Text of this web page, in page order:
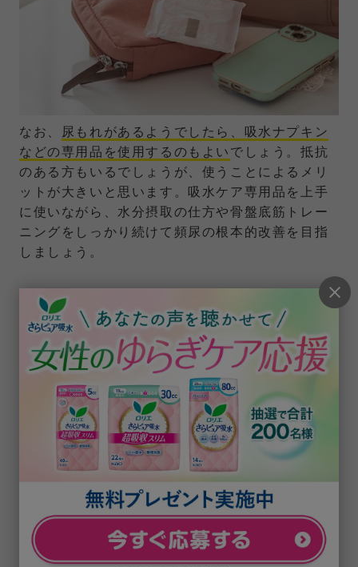
なお、
尿もれがあるようでしたら、吸水ナプキン
などの専用品を使用するのもよい でしょう。抵抗
のある方もいるでしょうが、使うことによるメリ
ットが大きいと思います。吸水ケア専用品を上手
に使いながら、水分摂取の仕方や骨盤底筋トレー
ニングをしっかり続けて頻尿の根本的改善を目指
しましょう。
夜間のトイレ回数が多い場合は過活動膀胱
かも
夜間頻尿の場合は、糖尿病など何らかの病気が関
係していることもあれば、尿が十分にたまってい
ないのに膀胱が勝手に収縮してしまう過活動膀胱
が原因のことも。夜間にトイレへ行く回数が多い
方は、泌尿器科を受診し、適切な治療を行うこと
が大切です。
こんな場合は過活動膀胱かも…